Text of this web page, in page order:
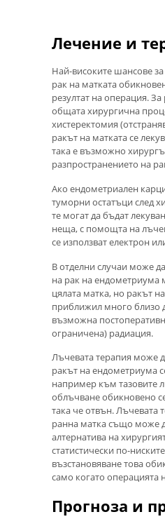
Лечение и
Най-високите шансове
рак на матката
резултат на операция.
общата хирургична
хистеректомия
ракът на матката се
така е възможно
разпространението на
Ако ендометриален
туморни остатъци след
те могат да бъдат
неща, с помощта на
се използват електрон
В отделни случаи може
на рак на ендометриума
цялата матка, но ракът
приближил много близо
възможна
ограничена) радиация.
Лъчевата терапия може
ракът на ендометриума
например към тазовите
облъчване обикновено
така че отвън. Лъчевата
ранна матка също може
алтернатива на
статистически по-
възстановяване това
само когато операцията
Прогноза и